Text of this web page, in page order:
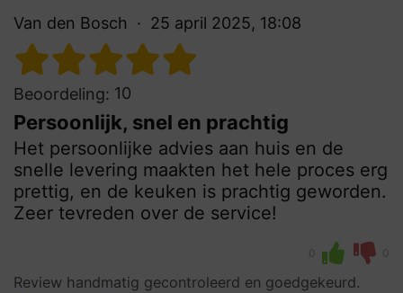
Van den Bosch 25 april 2025, 18:08
Beoordeling: 10
Persoonlijk, snel en prachtig
Het persoonlijke advies aan huis en de
snelle levering maakten het hele proces erg
prettig, en de keuken is prachtig geworden.
Zeer tevreden over de service!
0 0
Review handmatig gecontroleerd en goedgekeurd.